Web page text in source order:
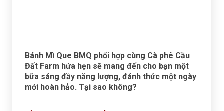
Bánh Mì Que BMQ phối hợp cùng Cà phê Cầu
Đất Farm hứa hẹn sẽ mang đến cho bạn một
bữa sáng đầy năng lượng, đánh thức một ngày
mới hoàn hảo. Tại sao không?